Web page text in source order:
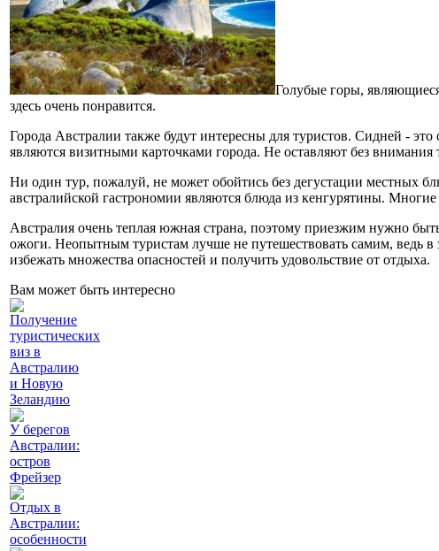
Голубые горы,
здесь очень понравится.
Города Австралии также будут интересны для туристов. Сидней -
являются визитными карточками города. Не оставляют без
Ни один тур, пожалуй, не может обойтись без дегустации местных
австралийской гастрономии являются блюда из кенгурятины.
Австралия очень теплая южная страна, поэтому приезжим нужно
ожоги. Неопытным туристам лучше не путешествовать самим, ведь
избежать множества опасностей и получить удовольствие от отдыха.
Вам может быть интересно
Получение
туристических
виз в
Австралию
и Новую
Зеландию
У берегов
Австралии:
остров
Фрейзер
Отдых в
Австралии:
особенности